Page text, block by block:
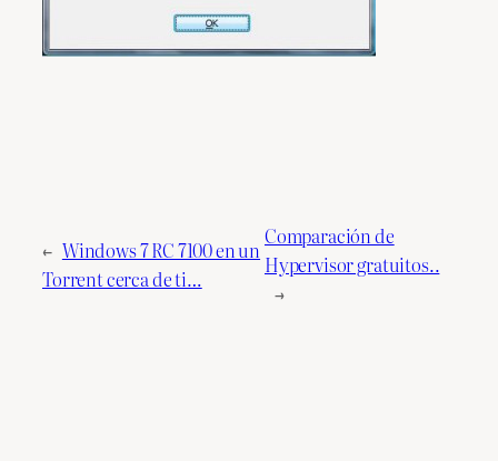
← Windows 7 RC 7100 en un
Torrent cerca de ti…
Comparación de
Hypervisor gratuitos..
→